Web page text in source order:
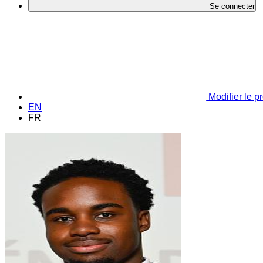
Se connecter
Modifier le
EN
FR